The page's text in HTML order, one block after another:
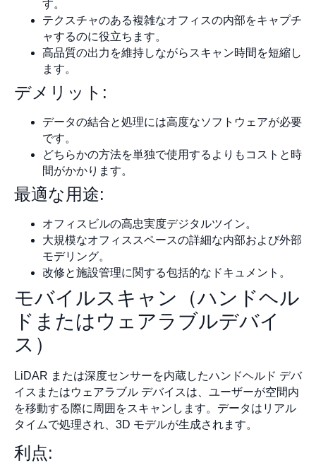
す。
テクスチャのある複雑なオフィスの内部をキャプチ
ャするのに役立ちます。
高品質の出力を維持しながらスキャン時間を短縮し
ます。
デメリット:
データの結合と処理には高度なソフトウェアが必要
です。
どちらかの方法を単独で使用するよりもコストと時
間がかかります。
最適な用途:
オフィスビルの高忠実度デジタルツイン。
大規模なオフィススペースの詳細な内部および外部
モデリング。
改修と施設管理に関する包括的なドキュメント。
モバイルスキャン（ハンドヘル
ドまたはウェアラブルデバイ
ス）
LiDAR または深度センサーを内蔵したハンドヘルド デバ
イスまたはウェアラブル デバイスは、ユーザーが空間内
を移動する際に周囲をスキャンします。データはリアル
タイムで処理され、3D モデルが生成されます。
利点: